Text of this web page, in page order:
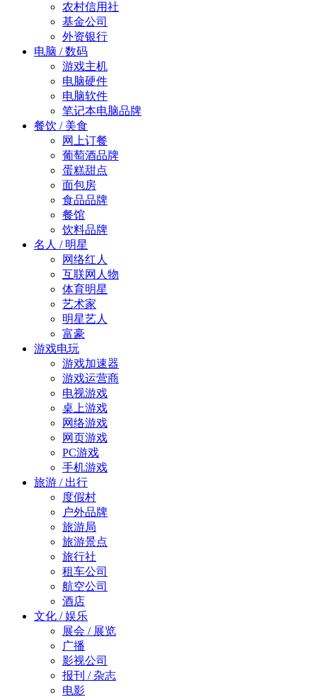
农村信用社
基金公司
外资银行
电脑 / 数码
游戏主机
电脑硬件
电脑软件
笔记本电脑品牌
餐饮 / 美食
网上订餐
葡萄酒品牌
蛋糕甜点
面包房
食品品牌
餐馆
饮料品牌
名人 / 明星
网络红人
互联网人物
体育明星
艺术家
明星艺人
富豪
游戏电玩
游戏加速器
游戏运营商
电视游戏
桌上游戏
网络游戏
网页游戏
PC游戏
手机游戏
旅游 / 出行
度假村
户外品牌
旅游局
旅游景点
旅行社
租车公司
航空公司
酒店
文化 / 娱乐
展会 / 展览
广播
影视公司
报刊 / 杂志
电影